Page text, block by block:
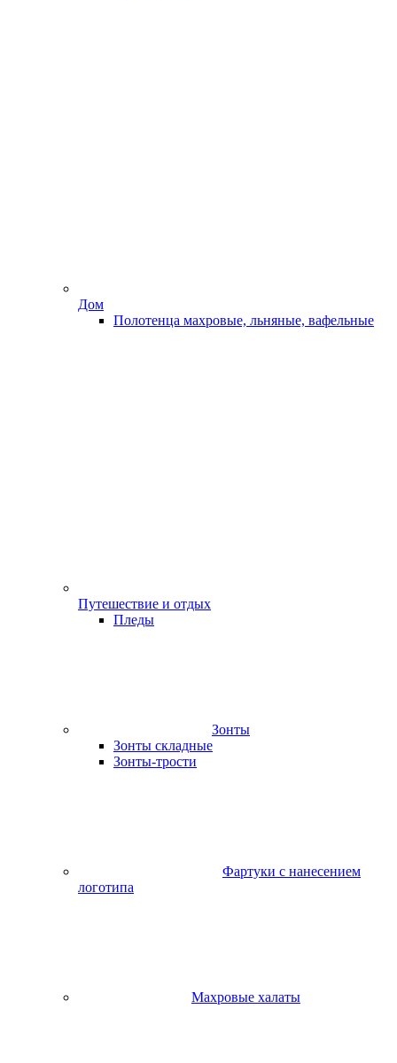
Дом
Полотенца махровые, льняные, вафельные
Путешествие и отдых
Пледы
Зонты
Зонты складные
Зонты-трости
Фартуки с нанесением
логотипа
Махровые халаты